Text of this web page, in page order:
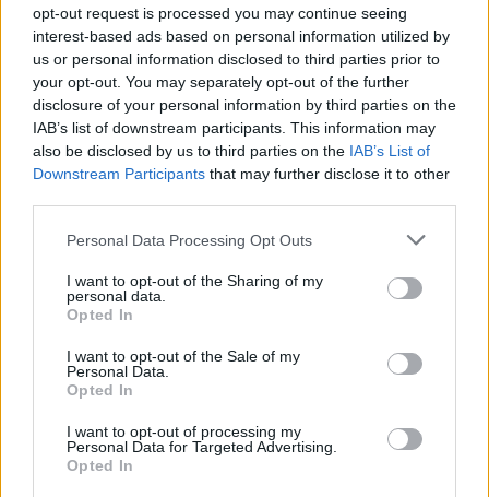
opt-out request is processed you may continue seeing
interest-based ads based on personal information utilized by
us or personal information disclosed to third parties prior to
your opt-out. You may separately opt-out of the further
disclosure of your personal information by third parties on the
IAB’s list of downstream participants. This information may
also be disclosed by us to third parties on the IAB’s List of
Downstream Participants that may further disclose it to other
Personal Data Processing Opt Outs
I want to opt-out of the Sharing of my
personal data.
Opted In
I want to opt-out of the Sale of my
Personal Data.
Opted In
I want to opt-out of processing my
Personal Data for Targeted Advertising.
Opted In
dunklen Anzug mit Krawatte
Im Bergrestaurant Trutz genießen Wanderer und
Skifahrer lokale Spezialitäten auf einer herrlichen
Sonnenterrasse
Teddy Club als eigenes Restaurant für Kinder
Was ist das Besondere?
Start in den Tag mit einem außergewöhnlichen
Frühstücks Buffet
In ANTON’S BAR wird das Tanzbein bei Live Musik
geschwungen. Ein Highlight ist die exquisite Auswahl
von mehr als 39 Gins
des Suvretta House. Hier treffen sich die Gäste zu
Tee, Kuchen und Snacks